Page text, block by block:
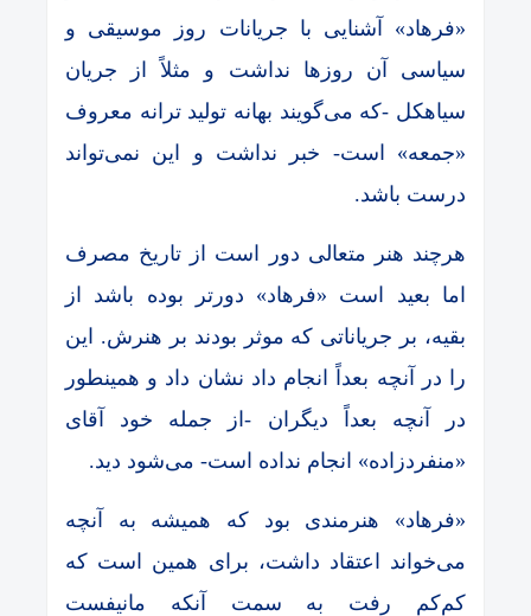
«فرهاد» آشنایی با جریانات روز موسیقی و
سیاسی آن روزها نداشت و مثلاً از جریان
سیاهکل -که می‌گویند بهانه تولید ترانه معروف
«جمعه» است- خبر نداشت و این نمی‌تواند
درست باشد.
هرچند هنر متعالی دور است از تاریخ مصرف
اما بعید است «فرهاد» دورتر بوده باشد از
بقیه، بر جریاناتی که موثر بودند بر هنرش. این
را در آنچه بعداً انجام داد نشان داد و همینطور
در آنچه بعداً دیگران -از جمله خود آقای
«منفردزاده» انجام نداده است- می‌شود دید.
«فرهاد» هنرمندی بود که همیشه به آنچه
می‌خواند اعتقاد داشت، برای همین است که
کم‌کم رفت به سمت آنکه مانیفست